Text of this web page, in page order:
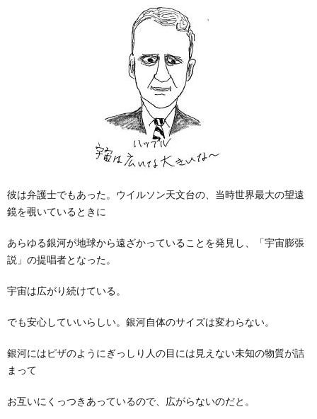
彼は弁護士でもあった。ウイルソン天文台の、当時世界最大の望遠
鏡を覗いているときに
あらゆる銀河が地球から遠ざかっていることを発見し、「宇宙膨張
説」の提唱者となった。
宇宙は広がり続けている。
でも安心していいらしい。銀河自体のサイズは変わらない。
銀河にはピザのようにぎっしり人の目には見えない未知の物質が詰
まって
お互いにくっつきあっているので、広がらないのだと。